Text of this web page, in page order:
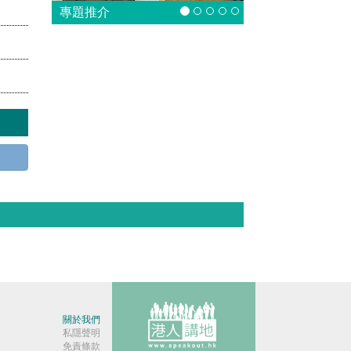
專題推介
關於我們
私隱聲明
免責條款